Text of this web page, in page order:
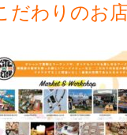
だわりのお